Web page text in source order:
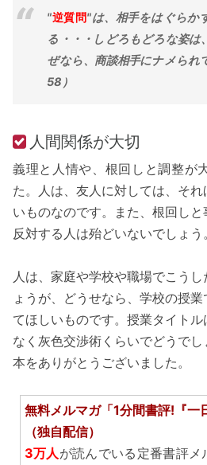
"逆質問"は、相手をはぐらか
る・・・しどろもどろな姿は
ぜなら、商談相手にナメられ
58）
人間関係が大切
義理と人情や、根回しと調整が
た。人は、友人に対しては、そ
いものなのです。また、根回しと
反対する人は殆どいないでしょう。
人は、家庭や学校や職場でこう
ょうが、どうせなら、学校の授
てほしいものです。授業タイト
なく灰色交渉術くらいでどうで
本をありがとうございました。
無料メルマガ「1分間書評!『一
（独自配信）
3万人 が読んでいる定番書評